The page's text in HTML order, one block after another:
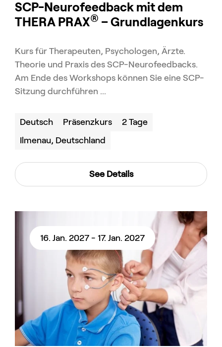
SCP-Neurofeedback mit dem
THERA PRAX® – Grundlagenkurs
Kurs für Therapeuten, Psychologen, Ärzte.
Theorie und Praxis des SCP-Neurofeedbacks.
Am Ende des Workshops können Sie eine SCP-
Sitzung durchführen ...
Deutsch
Präsenzkurs
Ilmenau, Deutschland
2 Tage
See Details
16. Jan. 2027 - 17. Jan. 2027